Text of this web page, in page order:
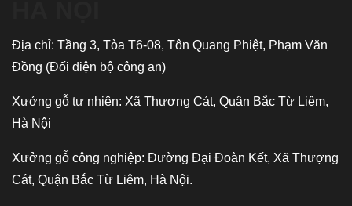
Địa chỉ: Tầng 3, Tòa T6-08, Tôn Quang Phiệt, Phạm Văn
Đồng (Đối diện bộ công an)
Xưởng gỗ tự nhiên: Xã Thượng Cát, Quận Bắc Từ Liêm,
Hà Nội
Xưởng gỗ công nghiệp: Đường Đại Đoàn Kết, Xã Thượng
Cát, Quận Bắc Từ Liêm, Hà Nội.